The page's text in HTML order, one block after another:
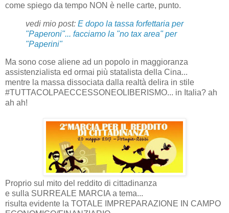
come spiego da tempo NON è nelle carte, punto.
vedi mio post: E dopo la tassa forfettaria per
"Paperoni"... facciamo la "no tax area" per
"Paperini"
Ma sono cose aliene ad un popolo in maggioranza
assistenzialista ed ormai più statalista della Cina...
mentre la massa dissociata dalla realtà delira in stile
#TUTTACOLPAECCESSONEOLIBERISMO... in Italia? ah
ah ah!
Proprio sul mito del reddito di cittadinanza
e sulla SURREALE MARCIA a tema...
risulta evidente la TOTALE IMPREPARAZIONE IN CAMPO